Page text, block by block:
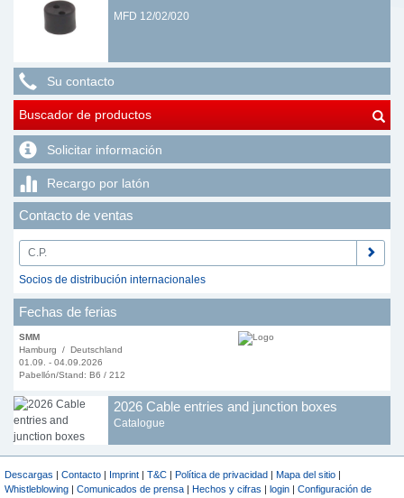
MFD 12/02/020
Su contacto
Buscador de productos
Solicitar información
Recargo por latón
Contacto de ventas
Socios de distribución internacionales
Fechas de ferias
SMM
Hamburg / Deutschland
01.09. - 04.09.2026
Pabellón/Stand: B6 / 212
2026 Cable entries and junction boxes
Catalogue
Descargas | Contacto | Imprint | T&C | Política de privacidad | Mapa del sitio |
Whistleblowing | Comunicados de prensa | Hechos y cifras | login | Configuración de